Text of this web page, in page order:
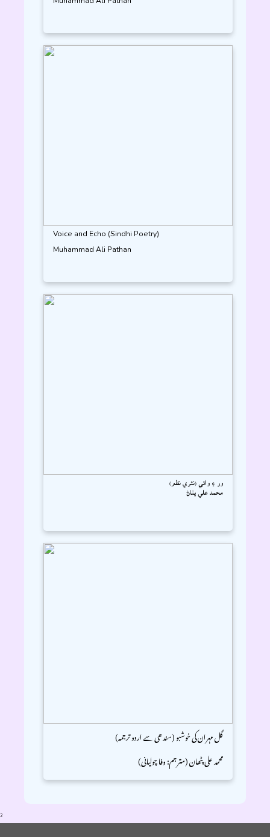
Voice and Echo (Sindhi Poetry)
Muhammad Ali Pathan
ور ۽ وائي (نثري نظم)
محمد علي پٺاڻ
گل مہران کی خوشبو (سندھی سے اردو ترجمہ)
محمد علی پٹھان (مترجم: وفا چولیانی)
2